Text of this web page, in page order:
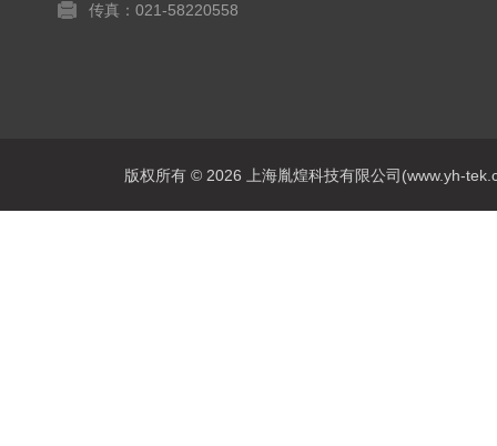
传真：021-58220558
版权所有 © 2026 上海胤煌科技有限公司(www.yh-